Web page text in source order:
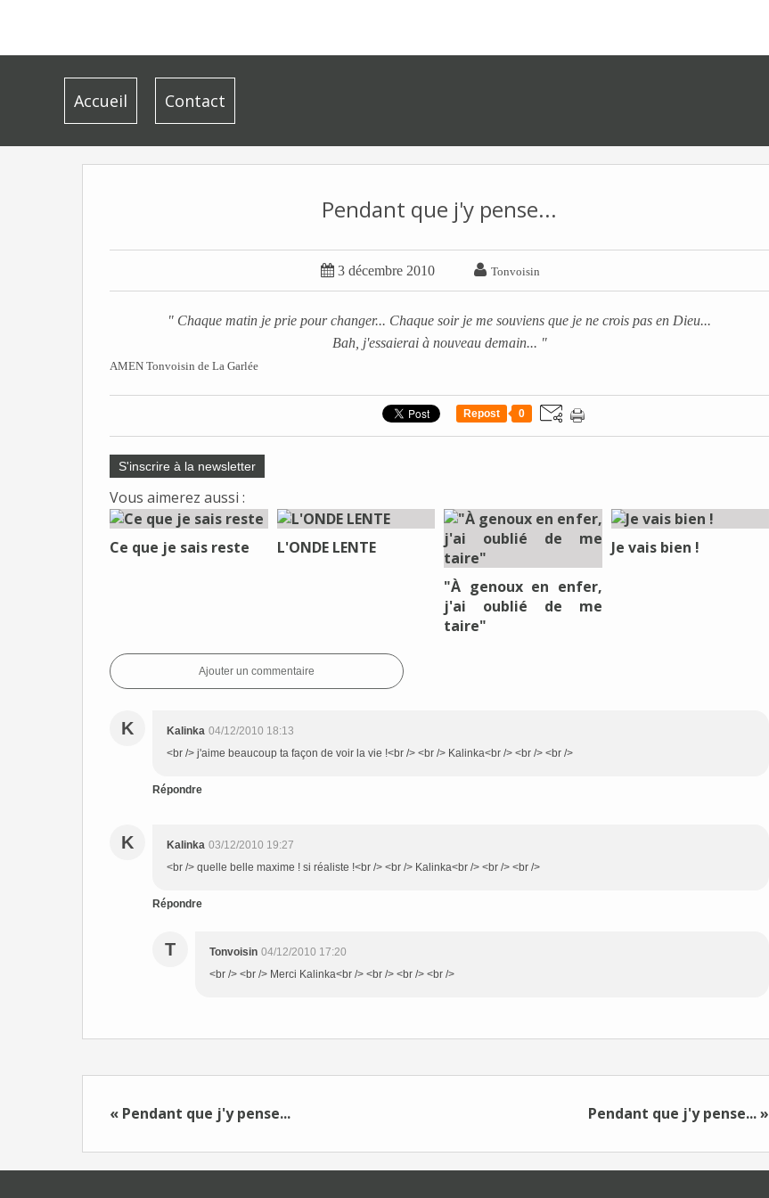
Accueil Contact
Pendant que j'y pense...
 3 décembre 2010  Tonvoisin
" Chaque matin je prie pour changer... Chaque soir je me souviens que je ne crois pas en Dieu...
Bah, j'essaierai à nouveau demain... "
AMEN Tonvoisin de La Garlée
Repost 0
S'inscrire à la newsletter
Vous aimerez aussi :
Ce que je sais reste
L'ONDE LENTE
"À genoux en enfer,
j'ai oublié de me
taire"
Je vais bien !
Ajouter un commentaire
K Kalinka 04/12/2010 18:13
<br /> j'aime beaucoup ta façon de voir la vie !<br /> <br /> Kalinka<br /> <br /> <br />
Répondre
K Kalinka 03/12/2010 19:27
<br /> quelle belle maxime ! si réaliste !<br /> <br /> Kalinka<br /> <br /> <br />
Répondre
T Tonvoisin 04/12/2010 17:20
<br /> <br /> Merci Kalinka<br /> <br /> <br /> <br />
« Pendant que j'y pense... Pendant que j'y pense... »